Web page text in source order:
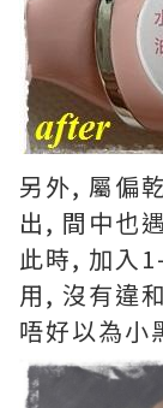
另外, 屬偏
出, 間中也
此時, 加入
用, 沒有違
唔好以為小